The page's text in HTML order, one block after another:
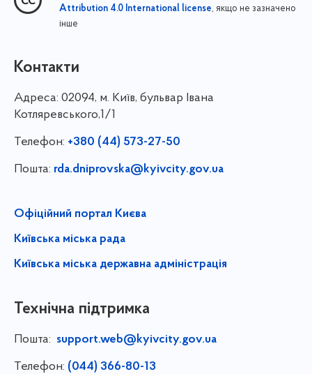
Attribution 4.0 International license, якщо не зазначено
інше
Контакти
Адреса: 02094, м. Київ, бульвар Івана
Котляревського,1/1
Телефон: +380 (44) 573-27-50
Пошта: rda.dniprovska@kyivcity.gov.ua
Офіційний портал Києва
Київська міська рада
Київська міська державна адміністрація
Технічна підтримка
Пошта: support.web@kyivcity.gov.ua
Телефон: (044) 366-80-13